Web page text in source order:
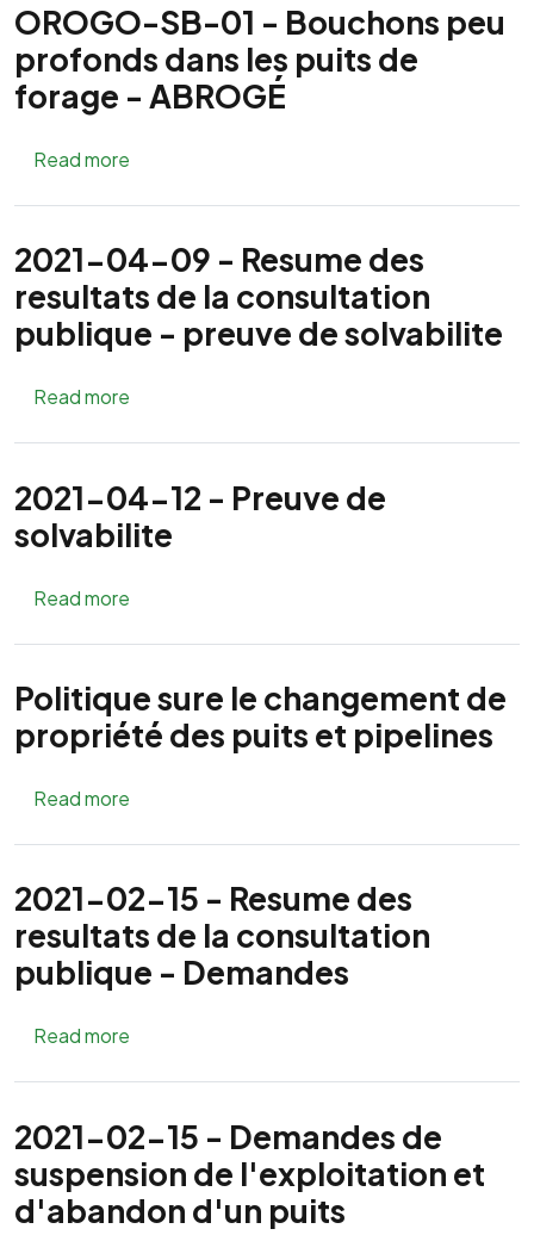
OROGO-SB-01 - Bouchons peu
profonds dans les puits de
forage - ABROGÉ
Read more
2021-04-09 - Resume des
resultats de la consultation
publique - preuve de solvabilite
Read more
2021-04-12 - Preuve de
solvabilite
Read more
Politique sure le changement de
propriété des puits et pipelines
Read more
2021-02-15 - Resume des
resultats de la consultation
publique - Demandes
Read more
2021-02-15 - Demandes de
suspension de l'exploitation et
d'abandon d'un puits